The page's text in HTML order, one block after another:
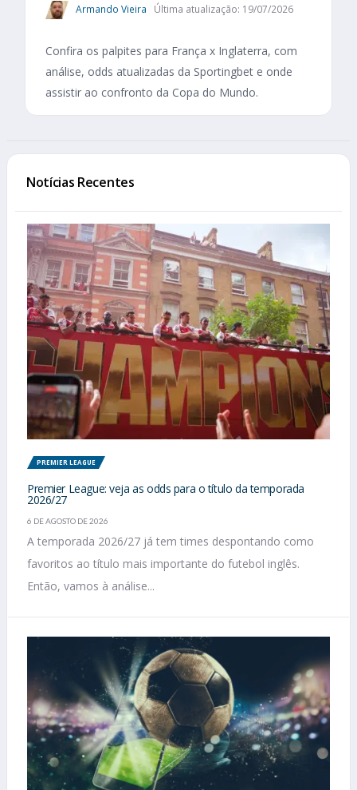
Armando Vieira Última atualização: 19/07/2026
Confira os palpites para França x Inglaterra, com
análise, odds atualizadas da Sportingbet e onde
assistir ao confronto da Copa do Mundo.
Notícias Recentes
PREMIER LEAGUE
Premier League: veja as odds para o título da temporada
2026/27
6 DE AGOSTO DE 2026
A temporada 2026/27 já tem times despontando como
favoritos ao título mais importante do futebol inglês.
Então, vamos à análise...